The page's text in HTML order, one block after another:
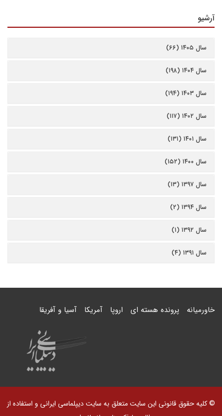
آرشیو
سال ۱۴۰۵ (۶۶)
سال ۱۴۰۴ (۱۹۸)
سال ۱۴۰۳ (۱۹۴)
سال ۱۴۰۲ (۱۱۷)
سال ۱۴۰۱ (۱۳۱)
سال ۱۴۰۰ (۱۵۲)
سال ۱۳۹۷ (۱۳)
سال ۱۳۹۴ (۲)
سال ۱۳۹۲ (۱)
سال ۱۳۹۱ (۴)
خاورمیانه پرونده هسته ای اروپا آمریکا آسیا و آفریقا
© کلیه حقوق قانونی این سایت متعلق به سایت دیپلماسی ایرانی و استفاده از